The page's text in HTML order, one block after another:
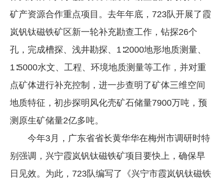
矿产资源合作重点项目。去年年底，723队开展了霞
岚钒钛磁铁矿区新一轮补充勘查工作，钻探26个
孔，完成槽探、浅井勘探、1∶2000地形地质测量、
1∶5000水文、工程、环境地质测量等工作，并对重
点矿体进行补充控制，进一步查明了矿体三维空间
地质特征，初步探明风化壳矿石储量7900万吨，预
测原生矿储量2亿多吨。
今年3月，广东省省长黄华华在梅州市调研时特
别强调，兴宁霞岚钒钛磁铁矿项目要快上，确保早
日见效。为此，723队编写了《兴宁市霞岚钒钛磁铁